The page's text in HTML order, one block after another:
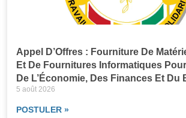
Appel D’Offres : Fourniture De
Et De Fournitures Informatiques
De L’Économie, Des Finances Et Du
5 août 2026
POSTULER »